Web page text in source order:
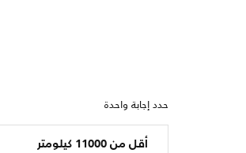
حدد إجابة واحدة
أقل من 11000 كيلومتر